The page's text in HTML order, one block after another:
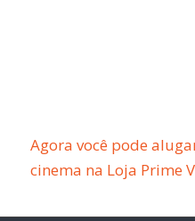
Agora você pode
cinema na Loja Prime